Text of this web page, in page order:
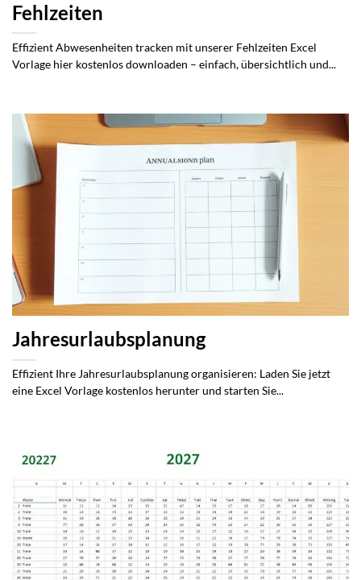
Fehlzeiten
Effizient Abwesenheiten tracken mit unserer Fehlzeiten Excel
Vorlage hier kostenlos downloaden – einfach, übersichtlich und...
Jahresurlaubsplanung
Effizient Ihre Jahresurlaubsplanung organisieren: Laden Sie jetzt
eine Excel Vorlage kostenlos herunter und starten Sie...